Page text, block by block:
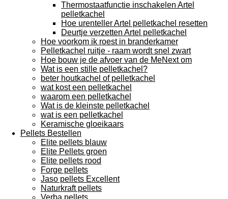
Thermostaatfunctie inschakelen Artel
pelletkachel
Hoe urenteller Artel pelletkachel resetten
Deurtje verzetten Artel pelletkachel
Hoe voorkom ik roest in branderkamer
Pelletkachel ruitje - raam wordt snel zwart
Hoe bouw je de afvoer van de MeNext om
Wat is een stille pelletkachel?
beter houtkachel of pelletkachel
wat kost een pelletkachel
waarom een pelletkachel
Wat is de kleinste pelletkachel
wat is een pelletkachel
Keramische gloeikaars
Pellets Bestellen
Elite pellets blauw
Elite Pellets groen
Elite pellets rood
Forge pellets
Jaso pellets Excellent
Naturkraft pellets
Verba pellets